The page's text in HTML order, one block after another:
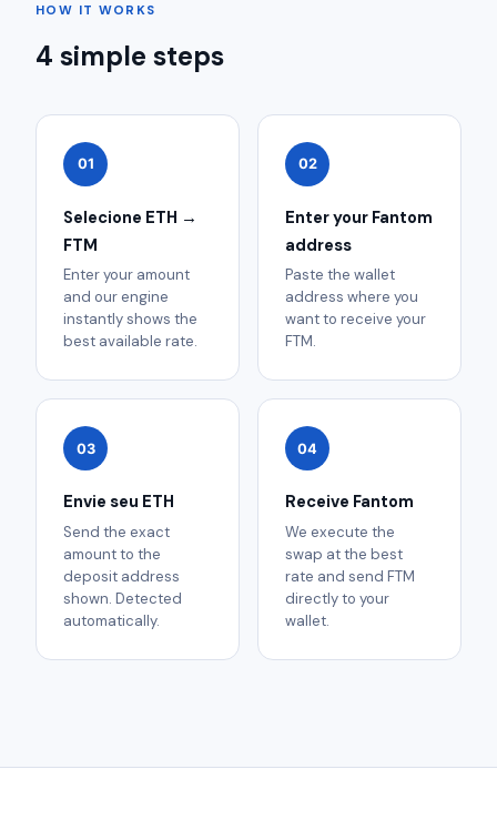
HOW IT WORKS
4 simple steps
01
Selecione ETH →
FTM
Enter your amount
and our engine
instantly shows the
best available rate.
02
Enter your Fantom
address
Paste the wallet
address where you
want to receive your
FTM.
03
Envie seu ETH
Send the exact
amount to the
deposit address
shown. Detected
automatically.
04
Receive Fantom
We execute the
swap at the best
rate and send FTM
directly to your
wallet.